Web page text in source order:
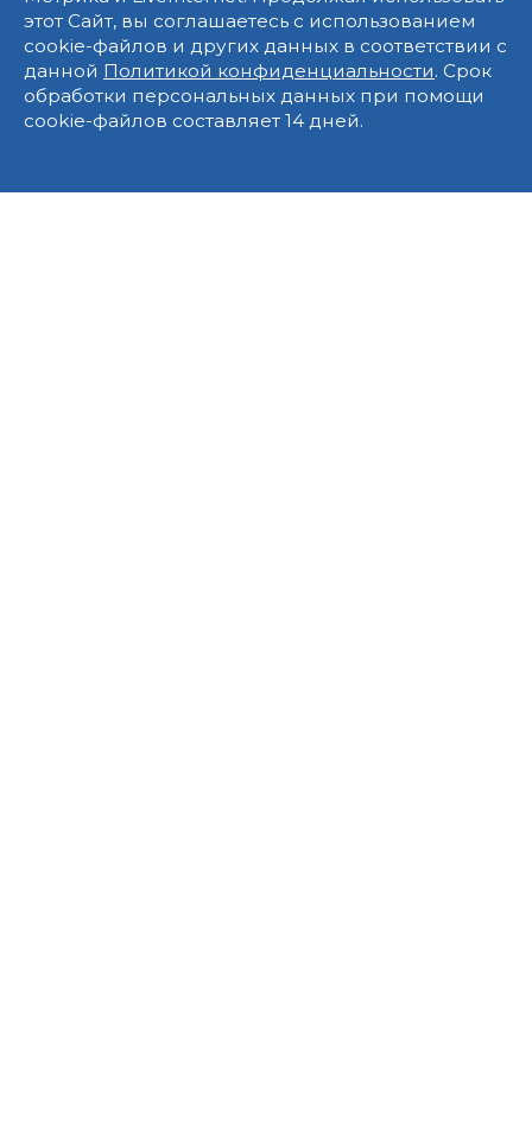
этот Сайт, вы соглашаетесь с использованием
cookie-файлов и других данных в соответствии с
данной Политикой конфиденциальности. Срок
обработки персональных данных при помощи
cookie-файлов составляет 14 дней.